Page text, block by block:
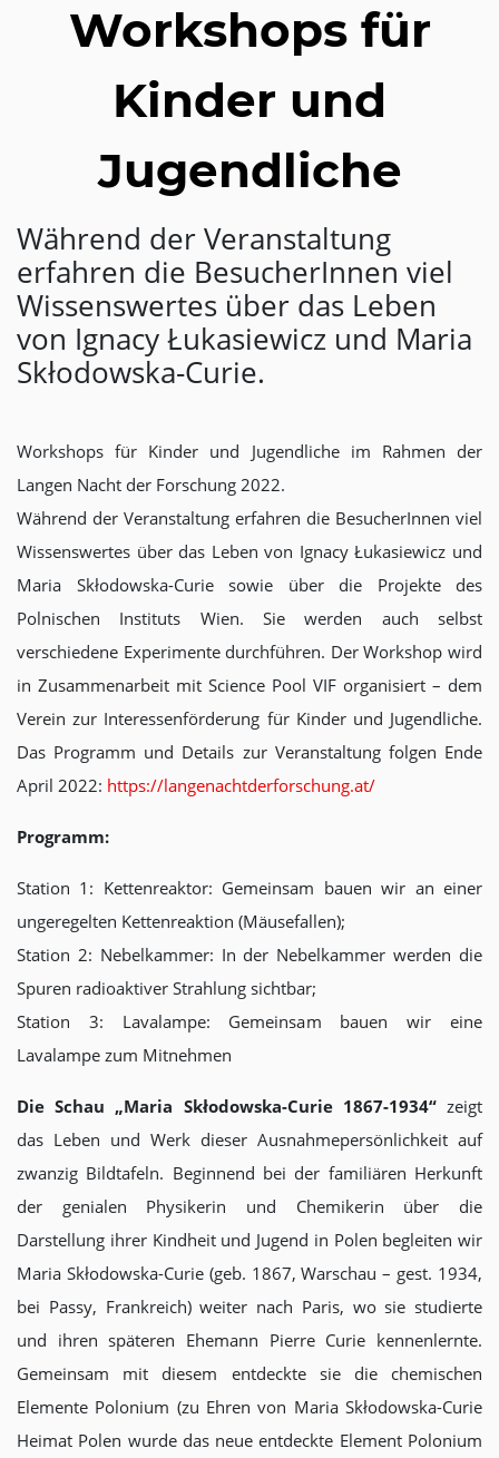
Workshops für
Kinder und
Jugendliche
Während der Veranstaltung
erfahren die BesucherInnen viel
Wissenswertes über das Leben
von Ignacy Łukasiewicz und Maria
Skłodowska-Curie.
Workshops für Kinder und Jugendliche im Rahmen der
Langen Nacht der Forschung 2022.
Während der Veranstaltung erfahren die BesucherInnen viel
Wissenswertes über das Leben von Ignacy Łukasiewicz und
Maria Skłodowska-Curie sowie über die Projekte des
Polnischen Instituts Wien. Sie werden auch selbst
verschiedene Experimente durchführen. Der Workshop wird
in Zusammenarbeit mit Science Pool VIF organisiert – dem
Verein zur Interessenförderung für Kinder und Jugendliche.
Das Programm und Details zur Veranstaltung folgen Ende
April 2022: https://langenachtderforschung.at/
Programm:
Station 1: Kettenreaktor: Gemeinsam bauen wir an einer
ungeregelten Kettenreaktion (Mäusefallen);
Station 2: Nebelkammer: In der Nebelkammer werden die
Spuren radioaktiver Strahlung sichtbar;
Station 3: Lavalampe: Gemeinsam bauen wir eine
Lavalampe zum Mitnehmen
Die Schau „Maria Skłodowska-Curie 1867-1934“zeigt
das Leben und Werk dieser Ausnahmepersönlichkeit auf
zwanzig Bildtafeln. Beginnend bei der familiären Herkunft
der genialen Physikerin und Chemikerin über die
Darstellung ihrer Kindheit und Jugend in Polen begleiten wir
Maria Skłodowska-Curie (geb. 1867, Warschau – gest. 1934,
bei Passy, Frankreich) weiter nach Paris, wo sie studierte
und ihren späteren Ehemann Pierre Curie kennenlernte.
Gemeinsam mit diesem entdeckte sie die chemischen
Elemente Polonium (zu Ehren von Maria Skłodowska-Curie
Heimat Polen wurde das neue entdeckte Element Polonium